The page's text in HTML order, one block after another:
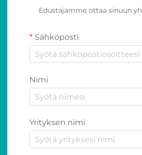
Edustajamme ottaa sinuun
Sähköposti
Nimi
Yrityksen nimi